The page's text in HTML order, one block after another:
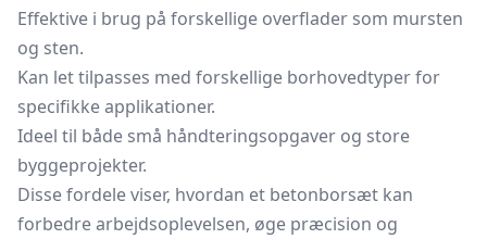
Effektive i brug på forskellige overflader som mursten
og sten.
Kan let tilpasses med forskellige borhovedtyper for
specifikke applikationer.
Ideel til både små håndteringsopgaver og store
byggeprojekter.
Disse fordele viser, hvordan et betonborsæt kan
forbedre arbejdsoplevelsen, øge præcision og